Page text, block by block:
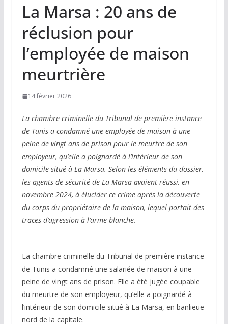
La Marsa : 20 ans de
réclusion pour
l’employée de maison
meurtrière
14 février 2026
La chambre criminelle du Tribunal de première instance
de Tunis a condamné une employée de maison à une
peine de vingt ans de prison pour le meurtre de son
employeur, qu’elle a poignardé à l’intérieur de son
domicile situé à La Marsa. Selon les éléments du dossier,
les agents de sécurité de La Marsa avaient réussi, en
novembre 2024, à élucider ce crime après la découverte
du corps du propriétaire de la maison, lequel portait des
traces d’agression à l’arme blanche.
La chambre criminelle du Tribunal de première instance
de Tunis a condamné une salariée de maison à une
peine de vingt ans de prison. Elle a été jugée coupable
du meurtre de son employeur, qu’elle a poignardé à
l’intérieur de son domicile situé à La Marsa, en banlieue
nord de la capitale.